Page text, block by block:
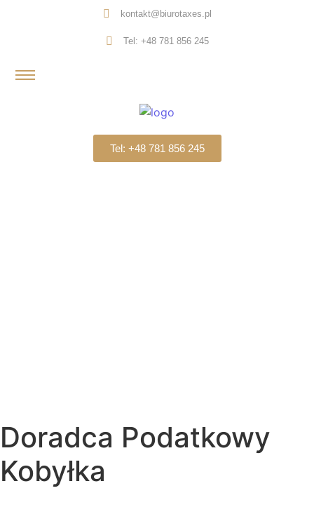
kontakt@biurotaxes.pl
Tel: +48 781 856 245
Tel: +48 781 856 245
Doradca Podatkowy
Kobyłka